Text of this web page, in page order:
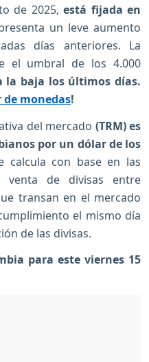
de 2025, está fijada en
un leve aumento
días anteriores. La
el umbral de los 4.000
la baja los últimos días.
monedas!
del mercado (TRM) es
por un dólar de los
calcula con base en las
venta de divisas entre
transan en el mercado
el mismo día
de las divisas.
para este viernes 15